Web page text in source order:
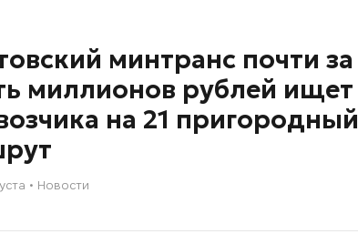
минтранс почти за
миллионов рублей ищет
на 21 пригородный
Новости